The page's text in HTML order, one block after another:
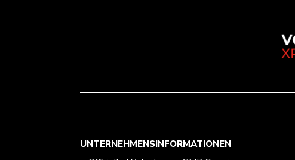
UNTERNEHMENSINFORMATIONEN